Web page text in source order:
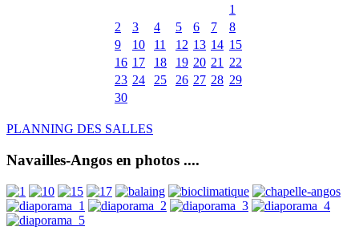
1
2
3 4 5 6 7
8
9
10 11 12 13 14 15
16 17 18 19 20 21
22
23 24 25 26 27 28 29
30
PLANNING DES SALLES
Navailles-Angos en photos ....